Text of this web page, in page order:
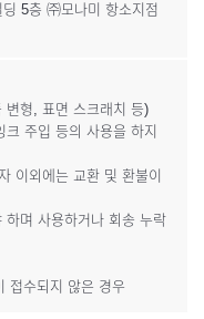
5층 ㈜모나미 항소지점
변형, 표면 스크래치 등)
주입 등의 사용을 하지
이외에는 교환 및 환불이
며 사용하거나 회송 누락
접수되지 않은 경우